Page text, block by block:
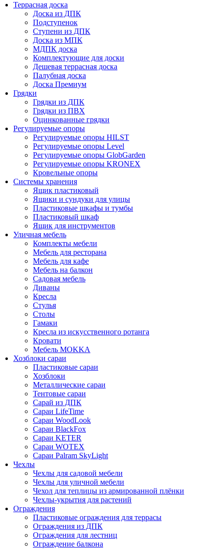
Террасная доска
Доска из ДПК
Подступенок
Ступени из ДПК
Доска из МПК
МДПК доска
Комплектующие для доски
Дешевая террасная доска
Палубная доска
Доска Премиум
Грядки
Грядки из ДПК
Грядки из ПВХ
Оцинкованные грядки
Регулируемые опоры
Регулируемые опоры HILST
Регулируемые опоры Level
Регулируемые опоры GlobGarden
Регулируемые опоры KRONEX
Кровельные опоры
Системы хранения
Ящик пластиковый
Ящики и сундуки для улицы
Пластиковые шкафы и тумбы
Пластиковый шкаф
Ящик для инструментов
Уличная мебель
Комплекты мебели
Мебель для ресторана
Мебель для кафе
Мебель на балкон
Садовая мебель
Диваны
Кресла
Стулья
Столы
Гамаки
Кресла из искусственного ротанга
Кровати
Мебель MOKKA
Хозблоки сараи
Пластиковые сараи
Хозблоки
Металлические сараи
Тентовые сараи
Сарай из ДПК
Cараи LifeTime
Cараи WoodLook
Сараи BlackFox
Сараи KETER
Сараи WOTEX
Сараи Palram SkyLight
Чехлы
Чехлы для садовой мебели
Чехлы для уличной мебели
Чехол для теплицы из армированной плёнки
Чехлы-укрытия для растений
Ограждения
Пластиковые ограждения для террасы
Ограждения из ДПК
Ограждения для лестниц
Ограждение балкона